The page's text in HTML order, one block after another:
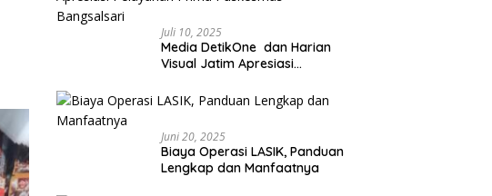
Juli 10, 2025
Media DetikOne dan Harian
Visual Jatim Apresiasi
Bangsalsari
Juni 20, 2025
Biaya Operasi LASIK, Panduan
Lengkap dan Manfaatnya